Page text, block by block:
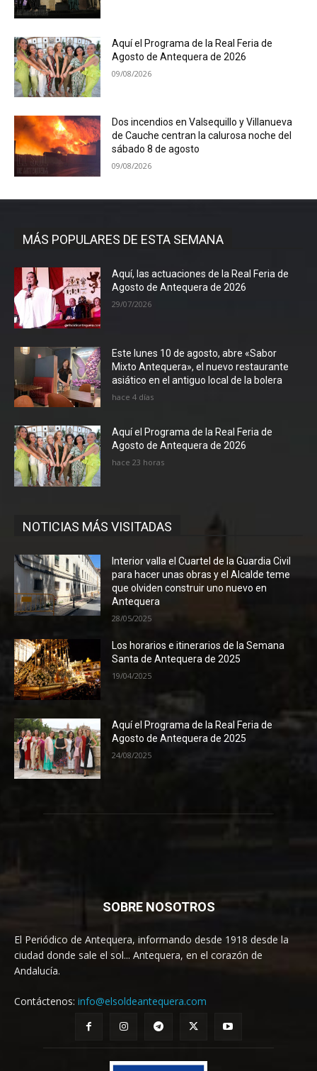
Aquí el Programa de la Real Feria de
Agosto de Antequera de 2026
09/08/2026
Dos incendios en Valsequillo y Villanueva
de Cauche centran la calurosa noche del
sábado 8 de agosto
09/08/2026
MÁS POPULARES DE ESTA SEMANA
Aquí, las actuaciones de la Real Feria de
Agosto de Antequera de 2026
29/07/2026
Este lunes 10 de agosto, abre «Sabor
Mixto Antequera», el nuevo restaurante
asiático en el antiguo local de la bolera
hace 4 días
Aquí el Programa de la Real Feria de
Agosto de Antequera de 2026
hace 23 horas
NOTICIAS MÁS VISITADAS
Interior valla el Cuartel de la Guardia Civil
para hacer unas obras y el Alcalde teme
que olviden construir uno nuevo en
Antequera
28/05/2025
Los horarios e itinerarios de la Semana
Santa de Antequera de 2025
19/04/2025
Aquí el Programa de la Real Feria de
Agosto de Antequera de 2025
24/08/2025
SOBRE NOSOTROS
El Periódico de Antequera, informando desde 1918 desde la
ciudad donde sale el sol... Antequera, en el corazón de
Andalucía.
Contáctenos: info@elsoldeantequera.com